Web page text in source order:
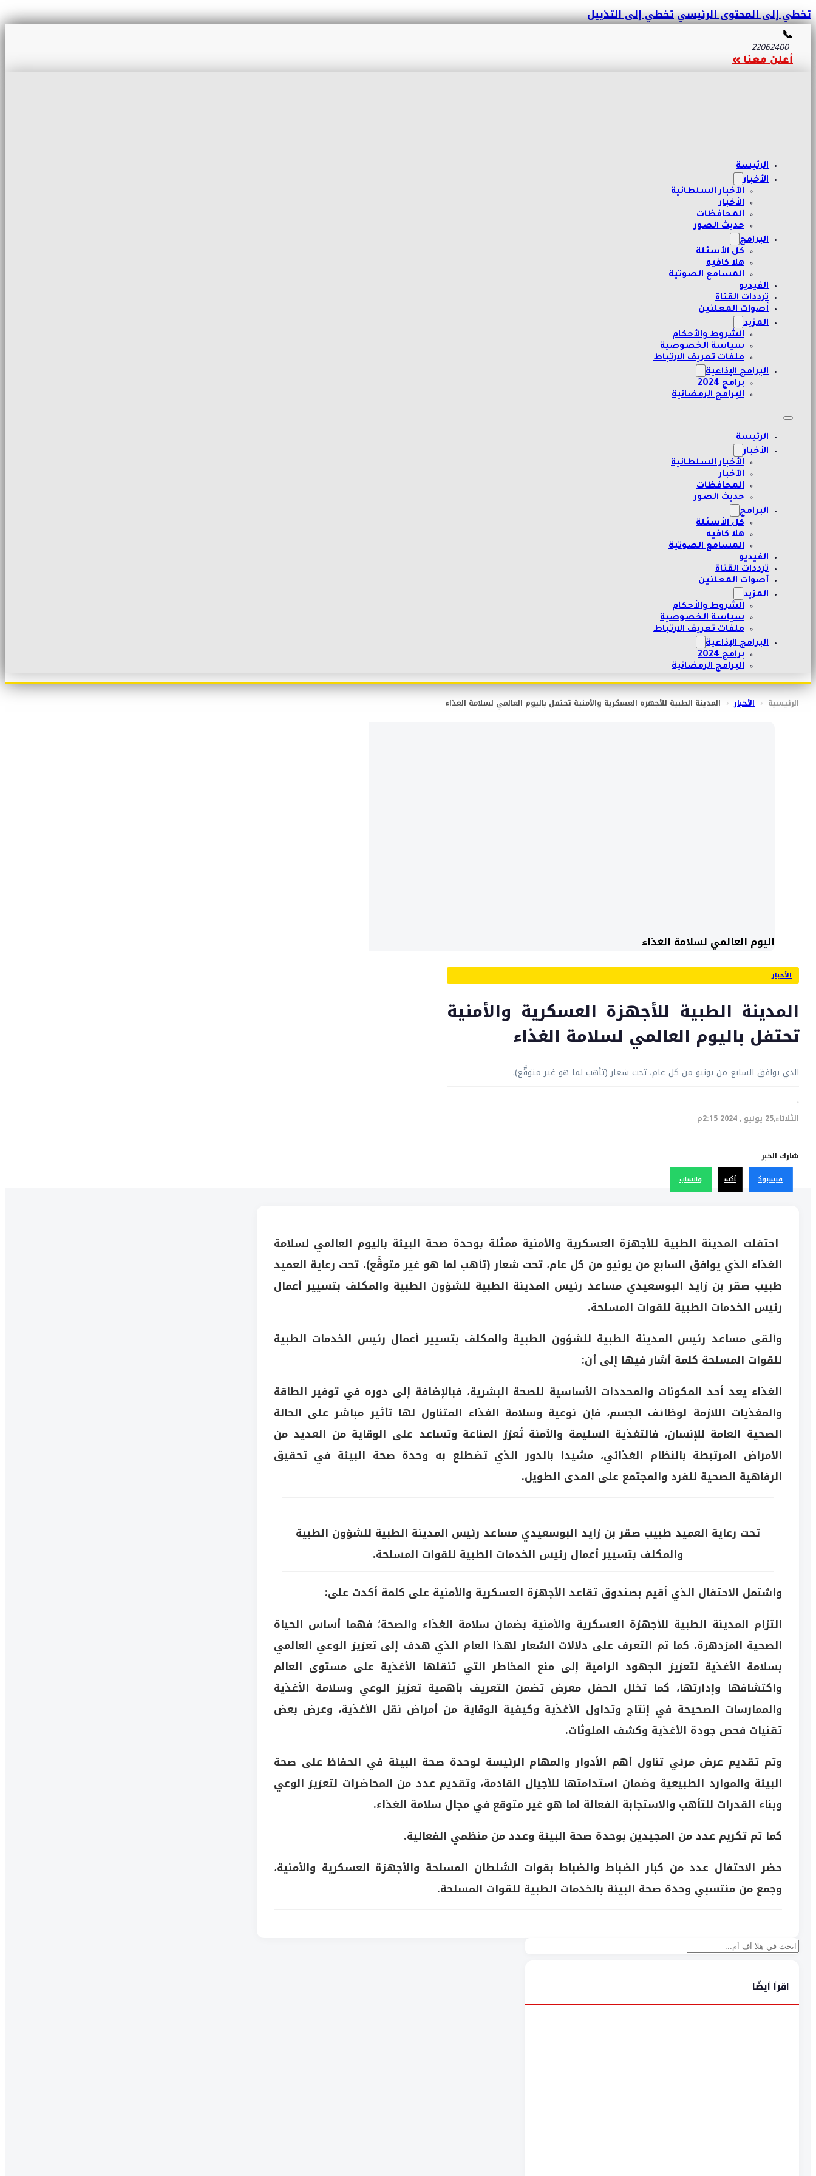
تخطي إلى المحتوى الرئيسيتخطي إلى التذييل
📞
22062400
أعلن معنا »
الرئيسة
الأخبار
الأخبار السلطانية
الأخبار
المحافظات
حديث الصور
البرامج
كل الأسئلة
هلا كافيه
المسامع الصوتية
الفيديو
ترددات القناة
أصوات المعلنين
المزيد
الشروط والأحكام
سياسة الخصوصية
ملفات تعريف الارتباط
البرامج الإذاعية
برامج 2024
البرامج الرمضانية
الرئيسة
الأخبار
الأخبار السلطانية
الأخبار
المحافظات
حديث الصور
البرامج
كل الأسئلة
هلا كافيه
المسامع الصوتية
الفيديو
ترددات القناة
أصوات المعلنين
المزيد
الشروط والأحكام
سياسة الخصوصية
ملفات تعريف الارتباط
البرامج الإذاعية
برامج 2024
البرامج الرمضانية
الرئيسية ‹ الأخبار ‹ المدينة الطبية للأجهزة العسكرية والأمنية تحتفل باليوم العالمي لسلامة الغذاء
اليوم العالمي لسلامة الغذاء
الأخبار
المدينة الطبية للأجهزة العسكرية والأمنية
تحتفل باليوم العالمي لسلامة الغذاء
الذي يوافق السابع من يونيو من كل عام، تحت شعار (تأهب لما هو غير متوقَّع).
·
الثلاثاء,25 يونيو , 2024 2:15م
شارك الخبر
فيسبوك أكس واتساب
احتفلت المدينة الطبية للأجهزة العسكرية والأمنية ممثلة بوحدة صحة البيئة باليوم العالمي لسلامة
الغذاء الذي يوافق السابع من يونيو من كل عام، تحت شعار (تأهب لما هو غير متوقَّع)، تحت رعاية العميد
طبيب صقر بن زايد البوسعيدي مساعد رئيس المدينة الطبية للشؤون الطبية والمكلف بتسيير أعمال
رئيس الخدمات الطبية للقوات المسلحة.
وألقى مساعد رئيس المدينة الطبية للشؤون الطبية والمكلف بتسيير أعمال رئيس الخدمات الطبية
للقوات المسلحة كلمة أشار فيها إلى أن:
الغذاء يعد أحد المكونات والمحددات الأساسية للصحة البشرية، فبالإضافة إلى دوره في توفير الطاقة
والمغذيات اللازمة لوظائف الجسم، فإن نوعية وسلامة الغذاء المتناول لها تأثير مباشر على الحالة
الصحية العامة للإنسان، فالتغذية السليمة والآمنة تُعزز المناعة وتساعد على الوقاية من العديد من
الأمراض المرتبطة بالنظام الغذائي، مشيدا بالدور الذي تضطلع به وحدة صحة البيئة في تحقيق
الرفاهية الصحية للفرد والمجتمع على المدى الطويل.
تحت رعاية العميد طبيب صقر بن زايد البوسعيدي مساعد رئيس المدينة الطبية للشؤون الطبية
والمكلف بتسيير أعمال رئيس الخدمات الطبية للقوات المسلحة.
واشتمل الاحتفال الذي أقيم بصندوق تقاعد الأجهزة العسكرية والأمنية على كلمة أكدت على:
التزام المدينة الطبية للأجهزة العسكرية والأمنية بضمان سلامة الغذاء والصحة؛ فهما أساس الحياة
الصحية المزدهرة، كما تم التعرف على دلالات الشعار لهذا العام الذي هدف إلى تعزيز الوعي العالمي
بسلامة الأغذية لتعزيز الجهود الرامية إلى منع المخاطر التي تنقلها الأغذية على مستوى العالم
واكتشافها وإدارتها، كما تخلل الحفل معرض تضمن التعريف بأهمية تعزيز الوعي وسلامة الأغذية
والممارسات الصحيحة في إنتاج وتداول الأغذية وكيفية الوقاية من أمراض نقل الأغذية، وعرض بعض
تقنيات فحص جودة الأغذية وكشف الملوثات.
وتم تقديم عرض مرئي تناول أهم الأدوار والمهام الرئيسة لوحدة صحة البيئة في الحفاظ على صحة
البيئة والموارد الطبيعية وضمان استدامتها للأجيال القادمة، وتقديم عدد من المحاضرات لتعزيز الوعي
وبناء القدرات للتأهب والاستجابة الفعالة لما هو غير متوقع في مجال سلامة الغذاء.
كما تم تكريم عدد من المجيدين بوحدة صحة البيئة وعدد من منظمي الفعالية.
حضر الاحتفال عدد من كبار الضباط والضباط بقوات السُّلطان المسلحة والأجهزة العسكرية والأمنية،
وجمع من منتسبي وحدة صحة البيئة بالخدمات الطبية للقوات المسلحة.
بحث
اقرأ أيضًا